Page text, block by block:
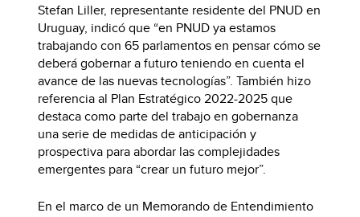
Stefan Liller, representante residente del PNUD en
Uruguay, indicó que “en PNUD ya estamos
trabajando con 65 parlamentos en pensar cómo se
deberá gobernar a futuro teniendo en cuenta el
avance de las nuevas tecnologías”. También hizo
referencia al Plan Estratégico 2022-2025 que
destaca como parte del trabajo en gobernanza
una serie de medidas de anticipación y
prospectiva para abordar las complejidades
emergentes para “crear un futuro mejor”.
En el marco de un Memorando de Entendimiento